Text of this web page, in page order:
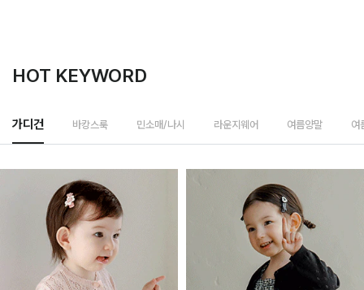
HOT KEYWORD
가디건 바캉스룩 민소매/나시 라운지웨어 여름양말 여